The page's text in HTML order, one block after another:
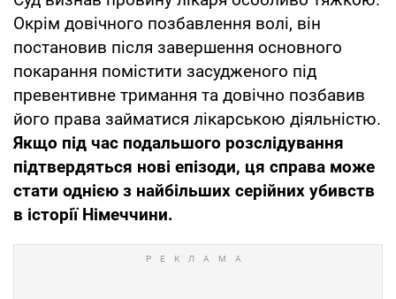
Окрім довічного позбавлення волі, він
постановив після завершення основного
покарання помістити засудженого під
превентивне тримання та довічно позбавив
його права займатися лікарською діяльністю.
Якщо під час подальшого розслідування
підтвердяться нові епізоди, ця справа може
стати однією з найбільших серійних убивств
в історії Німеччини.